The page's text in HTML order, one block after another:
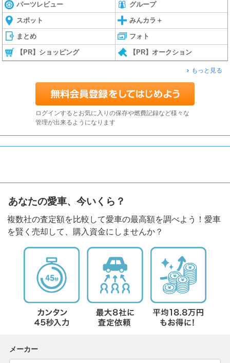
パーツレビュー グループ
スポット みんカラ＋
まとめ フォト
【PR】ショッピング 【PR】オークション
もっと見る
ログインするとお気に入りの保存や燃費記録など様々な
管理が出来るようになります
あなたの愛車、今いくら？
複数社の査定額を比較して愛車の最高額を調べよう！愛車
を賢く売却して、購入資金にしませんか？
メーカー